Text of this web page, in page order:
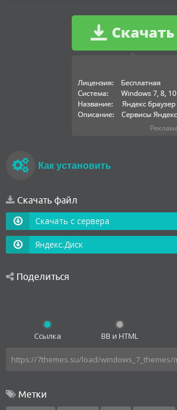
Как установить
Скачать файл
Скачать с сервера
Яндекс.Диск
Поделиться
Ссылка BB и HTML
Метки